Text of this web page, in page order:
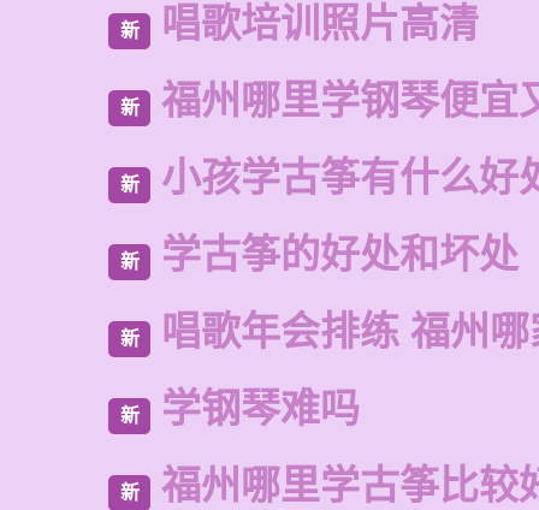
新 唱歌培训照片高清
新 福州哪里学钢琴便宜
新 小孩学古筝有什么好
新 学古筝的好处和坏处
新 唱歌年会排练 福州
新 学钢琴难吗
新 福州哪里学古筝比较